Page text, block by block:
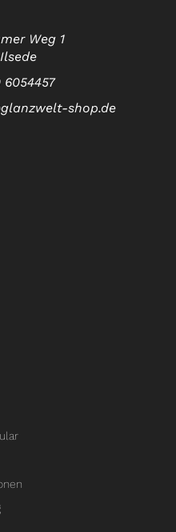
Weg 1
Ilsede
6054457
shop.de